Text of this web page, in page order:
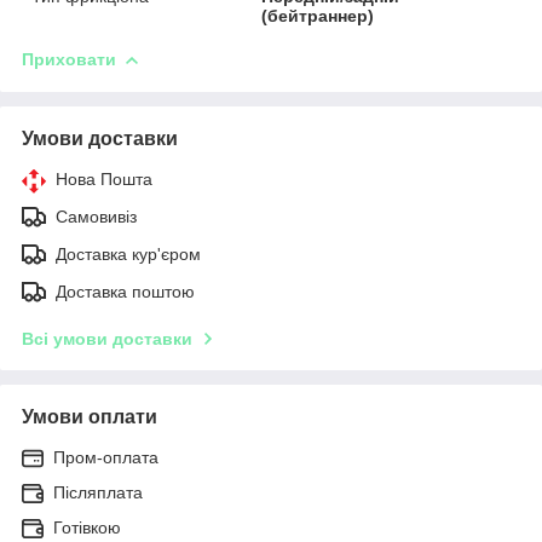
(бейтраннер)
Приховати
Умови доставки
Нова Пошта
Самовивіз
Доставка кур'єром
Доставка поштою
Всі умови доставки
Умови оплати
Пром-оплата
Післяплата
Готівкою